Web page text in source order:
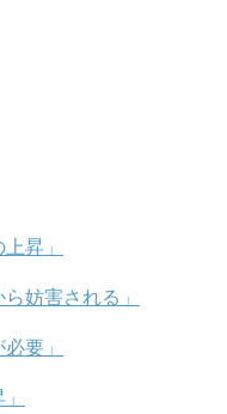
昇」
妨害される」
要」